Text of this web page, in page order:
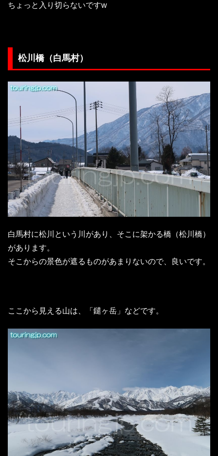
ちょっと入り切らないですw
松川橋（白馬村）
白馬村に松川という川があり、そこに架かる橋（松川橋）
があります。
そこからの景色が遮るものがあまりないので、良いです。
ここから見える山は、「鑓ヶ岳」などです。